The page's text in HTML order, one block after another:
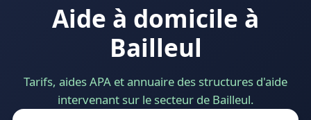
Aide à domicile à
Bailleul
Tarifs, aides APA et annuaire des structures d'aide
intervenant sur le secteur de Bailleul.